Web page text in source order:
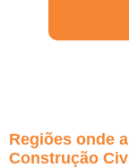
Regiões onde
Construção